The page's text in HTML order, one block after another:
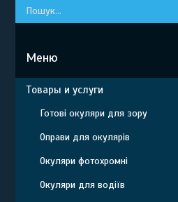
Товары и услуги
Готові окуляри для зору
Оправи для окулярів
Окуляри фотохромні
Окуляри для водіїв